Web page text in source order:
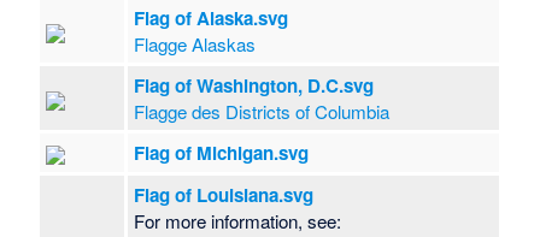
Flag of Alaska.svg
Flagge Alaskas
Flag of Washington, D.C.svg
Flagge des Districts of Columbia
Flag of Michigan.svg
Flag of Louisiana.svg
For more information, see: